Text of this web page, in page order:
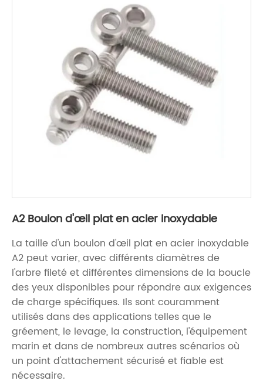
A2 Boulon d'œil plat en acier inoxydable
La taille d'un boulon d'œil plat en acier inoxydable
A2 peut varier, avec différents diamètres de
l'arbre fileté et différentes dimensions de la boucle
des yeux disponibles pour répondre aux exigences
de charge spécifiques. Ils sont couramment
utilisés dans des applications telles que le
gréement, le levage, la construction, l'équipement
marin et dans de nombreux autres scénarios où
un point d'attachement sécurisé et fiable est
nécessaire.